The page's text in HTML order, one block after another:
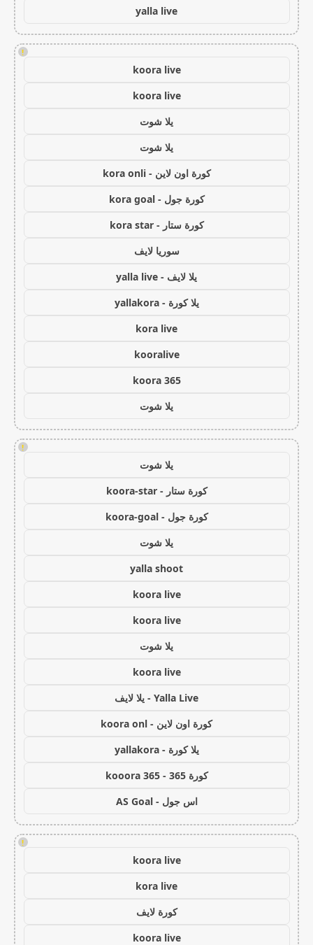
yalla live
!
koora live
koora live
يلا شوت
يلا شوت
كورة اون لاين - kora onli
كورة جول - kora goal
كورة ستار - kora star
سوريا لايف
يلا لايف - yalla live
يلا كورة - yallakora
kora live
kooralive
koora 365
يلا شوت
!
يلا شوت
كورة ستار - koora-star
كورة جول - koora-goal
يلا شوت
yalla shoot
koora live
koora live
يلا شوت
koora live
Yalla Live - يلا لايف
كورة اون لاين - koora onl
يلا كورة - yallakora
كورة 365 - kooora 365
اس جول - AS Goal
!
koora live
kora live
كورة لايف
koora live